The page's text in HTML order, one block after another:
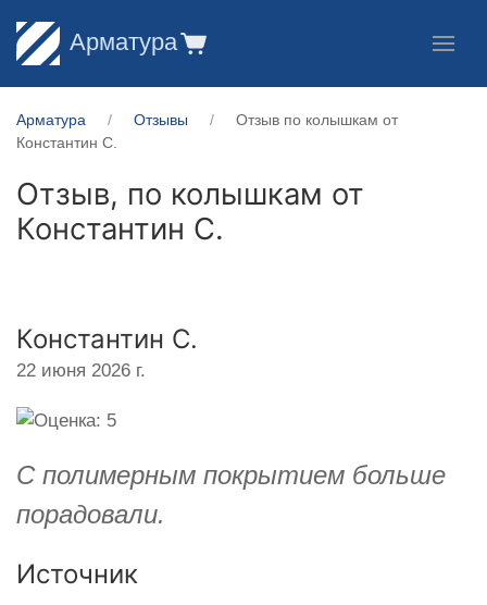
Арматура
Арматура Отзывы
Отзыв по колышкам от
Константин С.
Отзыв, по колышкам от
Константин С.
Константин С.
22 июня 2026 г.
С полимерным покрытием больше
порадовали.
Источник